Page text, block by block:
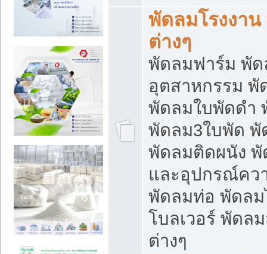
พัดลมโรงงา
ต่างๆ
พัดลมฟาร์ม พัด
อุตสาหกรรม
พัดลมใบพัดดำ
พัดลม3ใบพัด พั
พัดลมติดผนัง
และอุปกรณ์คว
พัดลมท่อ พัดลม
โบลเวอร์ พัดล
ต่างๆ